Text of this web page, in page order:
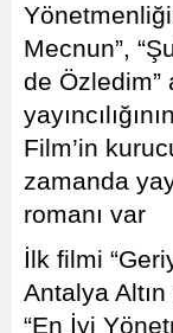
Mecnun”,
de Özledim”
Film’in
zamanda
romanı var
İlk filmi
Antalya
“En İyi